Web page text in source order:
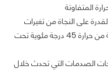
المتفاوتة
على النجاة من تغيرات
درجات الحرارة حيث يتم نقل اللوحة من حرارة 45 درجة مئوية تحت
الصدمات التي تحدث خلال